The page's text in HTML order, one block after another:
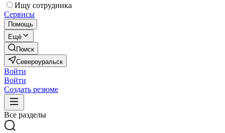
Ищу сотрудника
Сервисы
Помощь
Ещё
Поиск
Североуральск
Войти
Войти
Создать резюме
Все разделы